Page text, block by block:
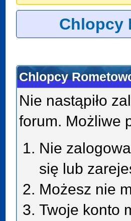
Chlopcy
Chlopcy
Nie nastąpiło
forum. Możliwe
Nie
się lub
Możesz nie
Twoje konto